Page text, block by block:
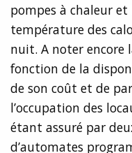
pompes à chaleur
température des
nuit. A noter encore
fonction de la
de son coût et de
l’occupation des
étant assuré par
d’automates